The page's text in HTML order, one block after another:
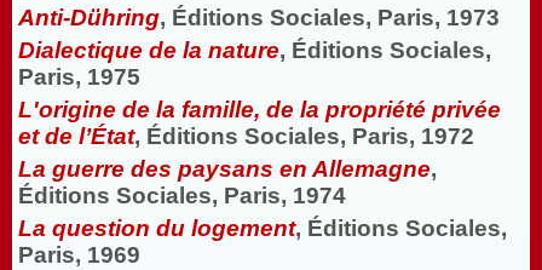
Anti-Dühring, Éditions Sociales, Paris, 1973
Dialectique de la nature, Éditions Sociales,
Paris, 1975
L'origine de la famille, de la propriété privée
et de l’État, Éditions Sociales, Paris, 1972
La guerre des paysans en Allemagne,
Éditions Sociales, Paris, 1974
La question du logement, Éditions Sociales,
Paris, 1969